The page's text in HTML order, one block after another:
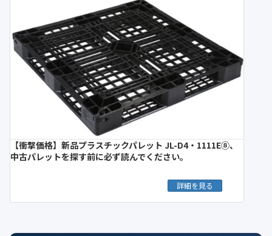
【衝撃価格】新品プラスチックパレット JL-D4・1111E⑧、
中古パレットを探す前に必ず読んでください。
詳細を見る